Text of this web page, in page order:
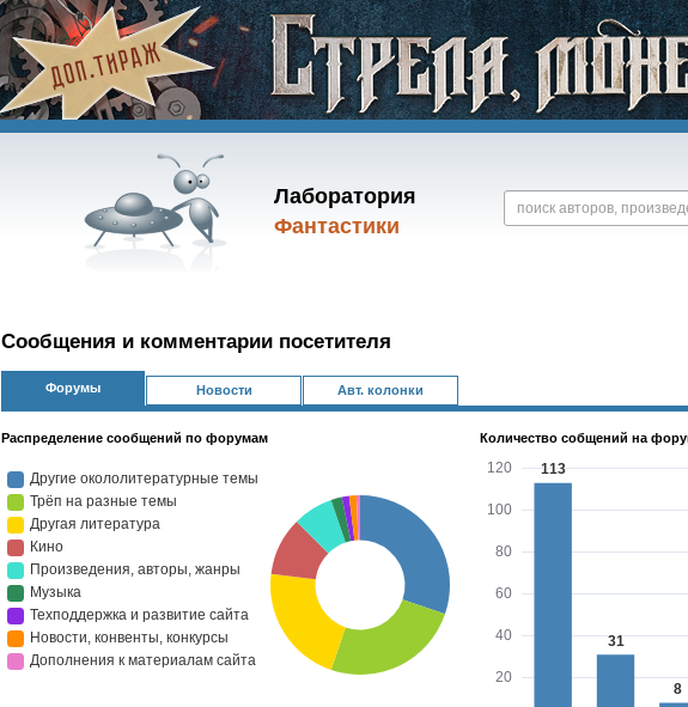
Лаборатория
Фантастики
Сообщения и комментарии посетителя
Форумы Новости Авт. колонки
Распределение сообщений по форумам Количество собщений на